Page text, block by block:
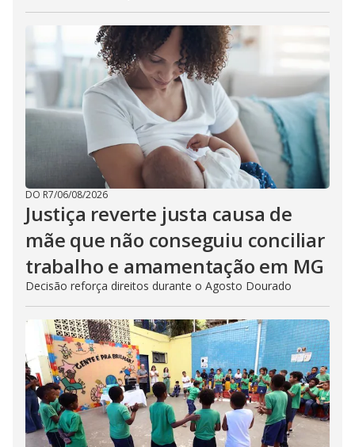
DO R7/06/08/2026
Justiça reverte justa causa de
mãe que não conseguiu conciliar
trabalho e amamentação em MG
Decisão reforça direitos durante o Agosto Dourado